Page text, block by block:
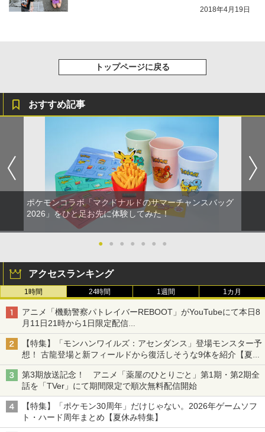
2018年4月19日
トップページに戻る
おすすめ記事
ポケモンコラボ「マクドナルドのサマーチャンスバッグ
2026」をひと足お先に体験してみた！
● ● ● ● ● ● ●
アクセスランキング
1時間 24時間 1週間 1カ月
アニメ「機動警察パトレイバーREBOOT」がYouTubeにて本日8
月11日21時から1日限定配信
8月14日にはU-NEXTで限定配信
【特集】「モンハンワイルズ：アセンダンス」登場モンスター予
想！ 古龍登場と新フィールドから復活しそうな9体を紹介【夏休
み特集2026】
第3期放送記念！ アニメ「薬屋のひとりごと」第1期・第2期全
話を「TVer」にて期間限定で順次無料配信開始
【特集】「ポケモン30周年」だけじゃない。2026年ゲームソフ
ト・ハード周年まとめ【夏休み特集】